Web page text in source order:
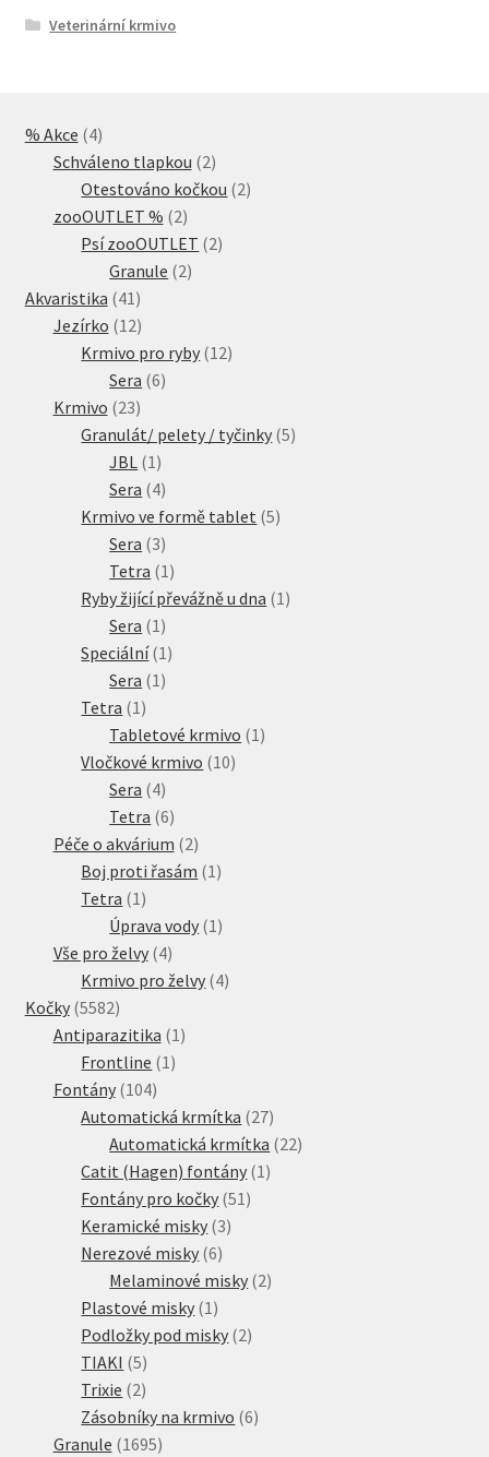
Veterinární krmivo
% Akce 44
produkty
Schváleno tlapkou 22
produkty
Otestováno kočkou 22
zooOUTLET % 22
produkty
Psí zooOUTLET 22
Granule 22
Akvaristika 41 41
produktů
Jezírko 1212
produktů
Krmivo pro ryby 1212
Sera 66
Krmivo 2323
produktů
Granulát/ pelety / tyčinky 55
JBL 1 1
produkt
Sera 44
produkty
Krmivo ve formě tablet 55
Sera 33
produkty
Tetra 1 1
produkt
Ryby žijící převážně u dna 1 1
Sera 1 1
produkt
Speciální 1 1
Sera 1 1
Tetra 1 1
produkt
Tabletové krmivo 1 1
Vločkové krmivo 1010
Sera 44
produkty
Tetra 66
produktů
Péče o akvárium 22
produkty
Boj proti řasám 1 1
Tetra 1 1
produkt
Úprava vody 1 1
Vše pro želvy 44
produkty
Krmivo pro želvy 44
Kočky 55825582
produktů
Antiparazitika 1 1
Frontline 1 1
Fontány 104104
produktů
Automatická krmítka 2727
produktů
Automatická krmítka 2222
Catit (Hagen) fontány 1 1
Fontány pro kočky 51 51
Keramické misky 33
Nerezové misky 66
produktů
Melaminové misky 22
Plastové misky 1 1
produkt
Podložky pod misky 22
TIAKI 55
produktů
Trixie 22
produkty
Zásobníky na krmivo 66
Granule 16951695